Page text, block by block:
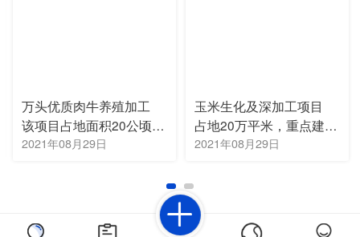
加工
该项目占地面积20公顷，主要建设优质肉牛养殖基地一处，年出栏肥牛10000头（购买育肥牛幼崽8000-9000头，自行育肥销售），养殖繁育母牛2000头。
玉米生化及深加工项目
占地20万平米，重点建设玉米生化及深加工项目，主要包括小品种氨基酸、核苷、腺苷、腺嘌呤，精炼玉米油、变性淀粉、玉米淀粉、鲜食玉米饮品等项目。
2021年08月29日
万头优质肉牛养
2021年08月29日